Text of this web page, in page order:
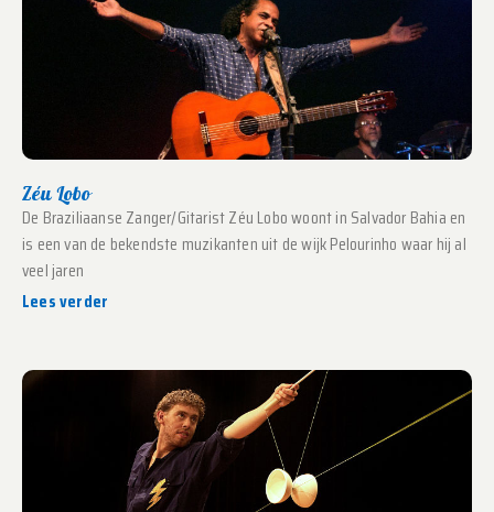
Zéu Lobo
De Braziliaanse Zanger/Gitarist Zéu Lobo woont in Salvador Bahia en
is een van de bekendste muzikanten uit de wijk Pelourinho waar hij al
veel jaren
Lees verder